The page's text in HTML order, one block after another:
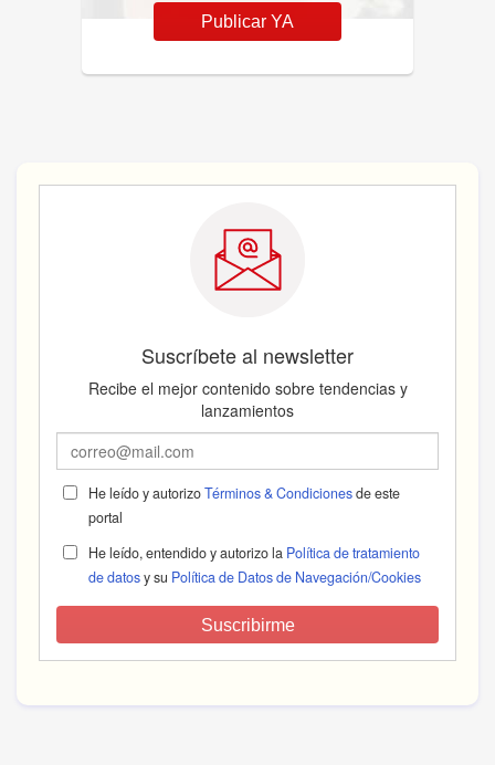
Publicar YA
Suscríbete al newsletter
Recibe el mejor contenido sobre tendencias y
lanzamientos
He leído y autorizoTérminos & Condicionesde este
portal
He leído, entendido y autorizo la Política de tratamiento
de datosy su Política de Datos de Navegación/Cookies
Suscribirme